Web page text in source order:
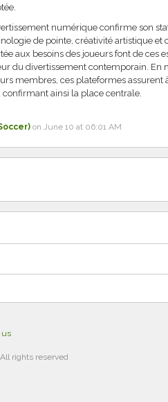
numérique confirme son
de pointe, créativité artistique et
aux besoins des joueurs font de ces
du divertissement contemporain. En
membres, ces plateformes assurent
ainsi la place centrale.
on June 10 at 06:01 AM
us
rights reserved